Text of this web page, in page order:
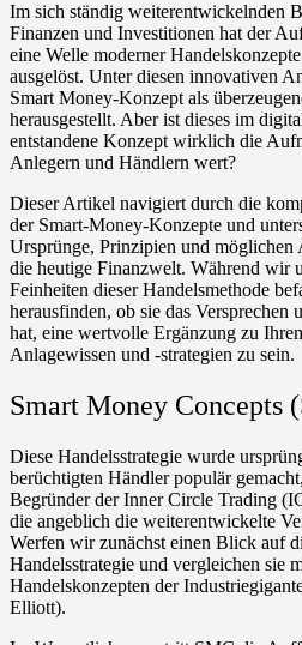
Im sich ständig weiterentwickelnden
Finanzen und Investitionen hat der
eine Welle moderner
ausgelöst. Unter diesen innovativen
Smart Money-Konzept als
herausgestellt. Aber ist dieses im
entstandene Konzept wirklich die
Anlegern und Händlern wert?
Dieser Artikel navigiert durch die
der Smart-Money-Konzepte und
Ursprünge, Prinzipien und möglichen
die heutige Finanzwelt. Während wir
Feinheiten dieser Handelsmethode
herausfinden, ob sie das Versprechen
hat, eine wertvolle Ergänzung zu
Anlagewissen und -strategien zu sein.
Smart Money Concepts
Diese Handelsstrategie wurde
berüchtigten Händler populär
Begründer der Inner Circle Trading
die angeblich die weiterentwickelte
Werfen wir zunächst einen Blick auf
Handelsstrategie und vergleichen sie
Handelskonzepten der
Elliott).